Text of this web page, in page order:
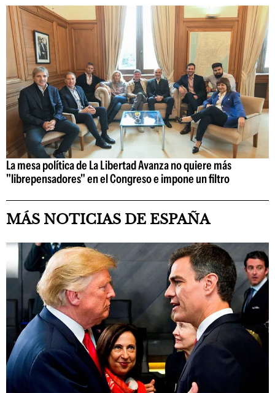
La mesa política de La Libertad Avanza no quiere más
"librepensadores" en el Congreso e impone un filtro
MÁS NOTICIAS DE ESPAÑA